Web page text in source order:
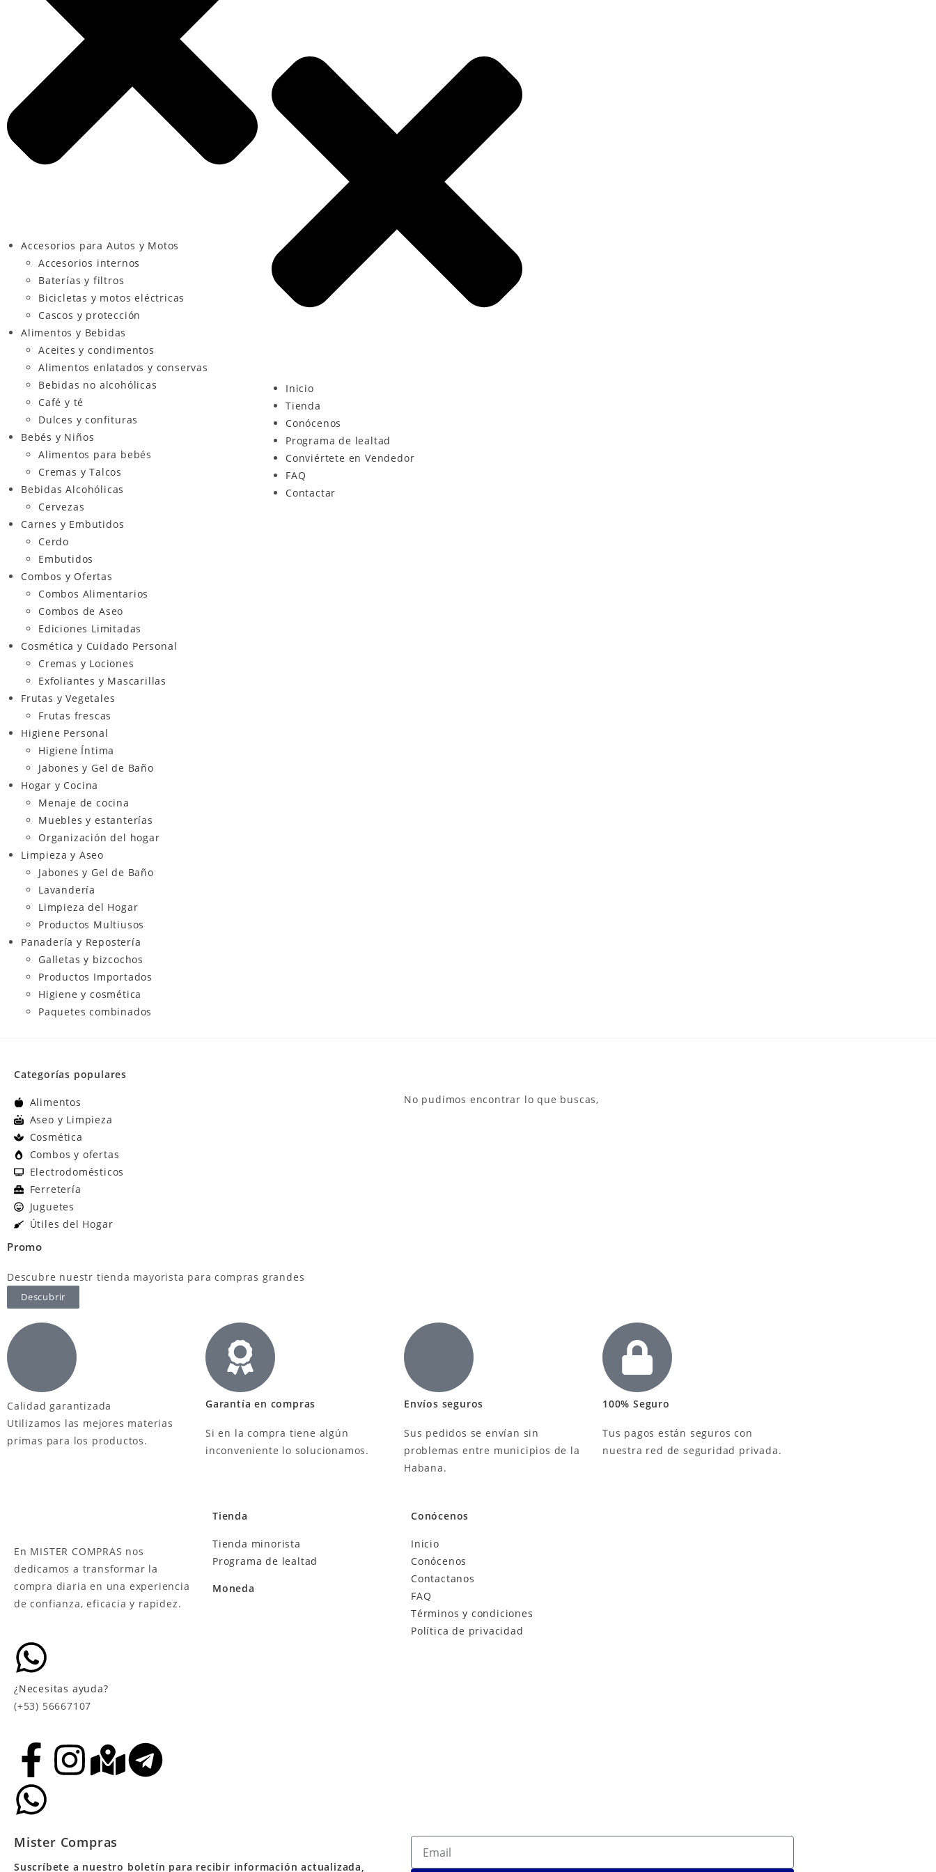
Accesorios para Autos y Motos
Accesorios internos
Baterías y filtros
Bicicletas y motos eléctricas
Cascos y protección
Alimentos y Bebidas
Aceites y condimentos
Alimentos enlatados y conservas
Bebidas no alcohólicas
Café y té
Dulces y confituras
Bebés y Niños
Alimentos para bebés
Cremas y Talcos
Bebidas Alcohólicas
Cervezas
Carnes y Embutidos
Cerdo
Embutidos
Combos y Ofertas
Combos Alimentarios
Combos de Aseo
Ediciones Limitadas
Cosmética y Cuidado Personal
Cremas y Lociones
Exfoliantes y Mascarillas
Frutas y Vegetales
Frutas frescas
Higiene Personal
Higiene Íntima
Jabones y Gel de Baño
Hogar y Cocina
Menaje de cocina
Muebles y estanterías
Organización del hogar
Limpieza y Aseo
Jabones y Gel de Baño
Lavandería
Limpieza del Hogar
Productos Multiusos
Panadería y Repostería
Galletas y bizcochos
Productos Importados
Higiene y cosmética
Paquetes combinados
Inicio
Tienda
Conócenos
Programa de lealtad
Conviértete en Vendedor
FAQ
Contactar
Categorías populares
Alimentos
Aseo y Limpieza
Cosmética
Combos y ofertas
Electrodomésticos
Ferretería
Juguetes
Útiles del Hogar
Promo
Descubre nuestr tienda mayorista para compras grandes
Descubrir
No pudimos encontrar lo que buscas,
Calidad garantizada
Utilizamos las mejores materias
primas para los productos.
Garantía en compras
Si en la compra tiene algún
inconveniente lo solucionamos.
Envíos seguros
Sus pedidos se envían sin
problemas entre municipios de la
Habana.
100% Seguro
Tus pagos están seguros con
nuestra red de seguridad privada.
En MISTER COMPRAS nos
dedicamos a transformar la
compra diaria en una experiencia
de confianza, eficacia y rapidez.
¿Necesitas ayuda?
(+53) 56667107
Tienda
Tienda minorista
Programa de lealtad
Moneda
Conócenos
Inicio
Conócenos
Contactanos
FAQ
Términos y condiciones
Política de privacidad
Mister Compras
Suscríbete a nuestro boletín para recibir información actualizada,